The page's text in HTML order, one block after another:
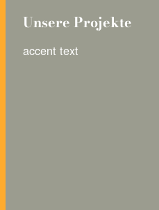
Unsere Projekte
accent text